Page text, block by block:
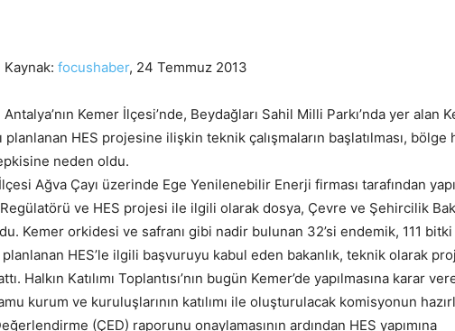
Kaynak: focushaber, 24 Temmuz 2013
Antalya’nın Kemer İlçesi’nde, Beydağları Sahil Milli Parkı’nda yer alan
planlanan HES projesine ilişkin teknik çalışmaların başlatılması, bölge
neden oldu.
Ağva Çayı üzerinde Ege Yenilenebilir Enerji firması tarafından
ve HES projesi ile ilgili olarak dosya, Çevre ve Şehircilik
Kemer orkidesi ve safranı gibi nadir bulunan 32’si endemik, 111
planlanan HES’le ilgili başvuruyu kabul eden bakanlık, teknik olarak
Halkın Katılımı Toplantısı’nın bugün Kemer’de yapılmasına karar
kurum ve kuruluşlarının katılımı ile oluşturulacak komisyonun
(ÇED) raporunu onaylamasının ardından HES yapımına